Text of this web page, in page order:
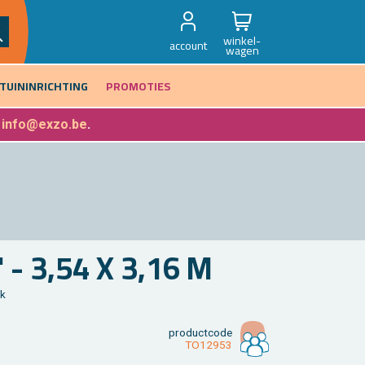
account winkel-
wagen
TUININRICHTING PROMOTIES
info@exzo.be.
- 3,54 X 3,16 M
product­code
TO12953